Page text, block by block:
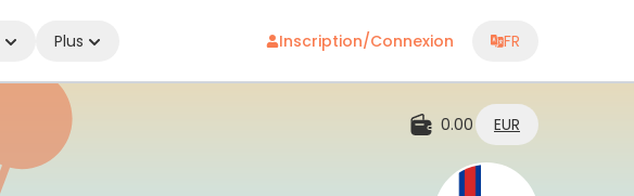
Plus Inscription/Connexion FR
0.00 EUR